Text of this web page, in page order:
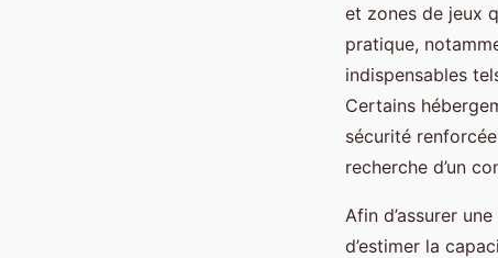
et zones de jeux
pratique,
indispensables
Certains
sécurité
recherche d’un
Afin d’assurer
d’estimer la